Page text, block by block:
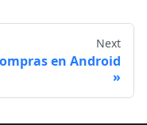
Next
en Android